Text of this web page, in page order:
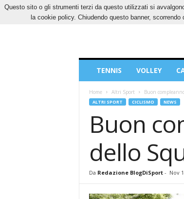
VENERDÌ, 7 AGOSTO 2026
Sport
TENNIS VOLLEY
Home Altri Sport Buon
ALTRI SPORT CICLISMO NEWS
Buon
dello
Da Redazione BlogDiSport- Nov
Questo sito o gli strumenti terzi da questo utilizzati si
la cookie policy. Chiudendo questo banner,